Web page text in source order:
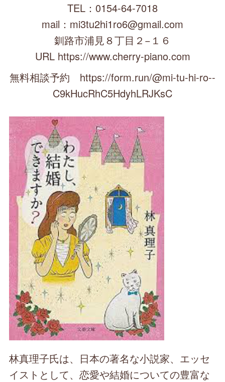
TEL：0154-64-7018
mail：mi3tu2hi1ro6@gmail.com
釧路市浦見８丁目２−１６
URL https://www.cherry-piano.com
無料相談予約 https://form.run/@mi-tu-hi-ro--
C9kHucRhC5HdyhLRJKsC
林真理子氏は、日本の著名な小説家、エッセ
イストとして、恋愛や結婚についての豊富な